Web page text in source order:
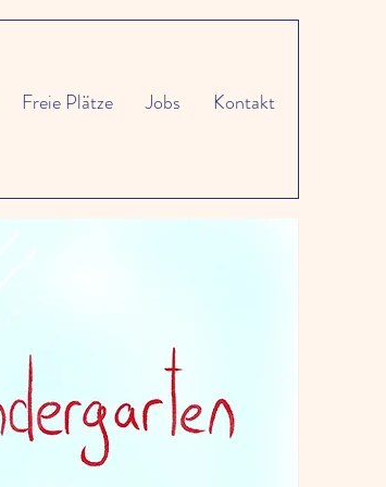
Freie Plätze Jobs Kontakt